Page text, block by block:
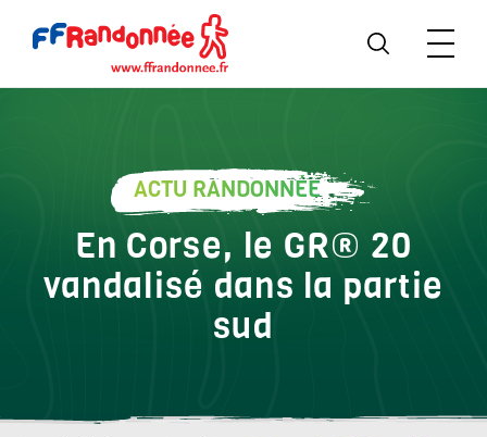
ACTU RANDONNÉE
En Corse, le GR® 20
vandalisé dans la partie
sud